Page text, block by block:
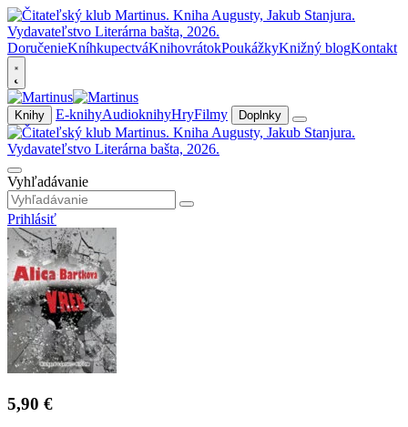
DoručenieKníhkupectváKnihovrátokPoukážkyKnižný blogKontakt
Knihy E-knihyAudioknihyHryFilmy Doplnky
Vyhľadávanie
Prihlásiť
5,90 €